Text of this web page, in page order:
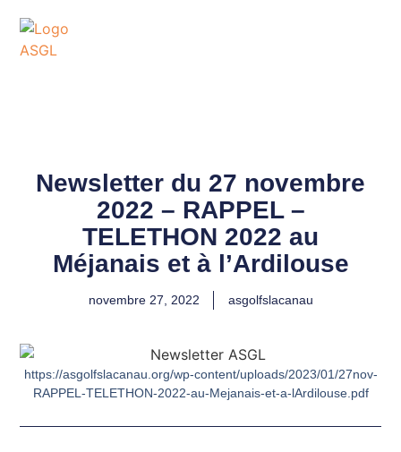
Newsletter du 27 novembre
2022 – RAPPEL –
TELETHON 2022 au
Méjanais et à l’Ardilouse
novembre 27, 2022 asgolfslacanau
https://asgolfslacanau.org/wp-content/uploads/2023/01/27nov-
RAPPEL-TELETHON-2022-au-Mejanais-et-a-lArdilouse.pdf